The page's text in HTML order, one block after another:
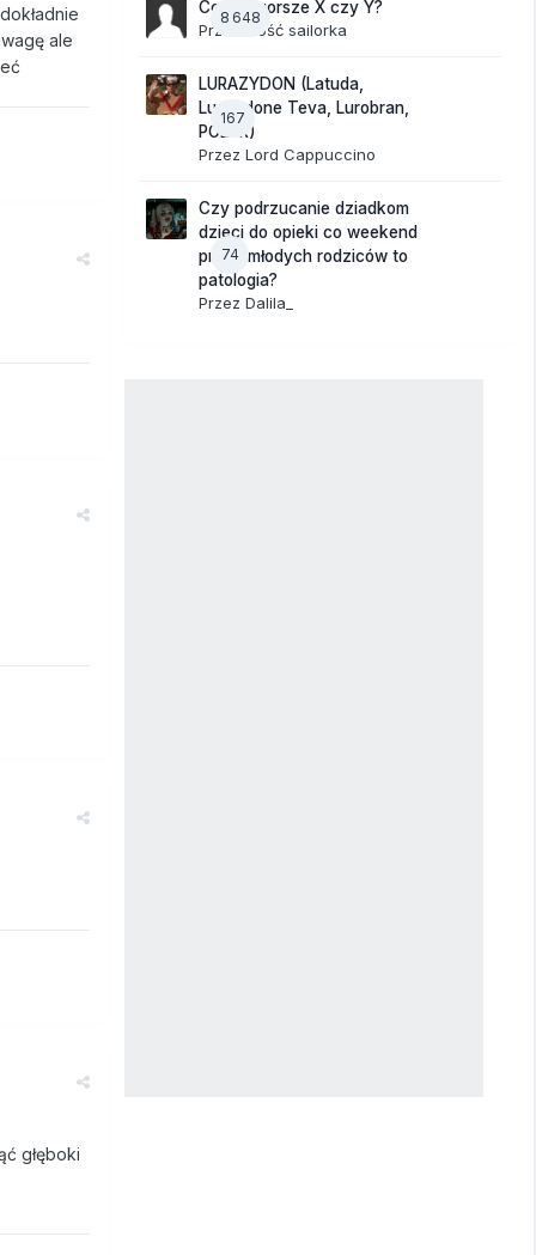
ale
głęboki
8 648
Co jest gorsze X czy Y?
Przez Gość sailorka
167
LURAZYDON (Latuda,
Lurasidone Teva, Lurobran,
POLUR)
Przez Lord Cappuccino
74
Czy podrzucanie dziadkom
dzieci do opieki co weekend
przez młodych rodziców to
patologia?
Przez Dalila_